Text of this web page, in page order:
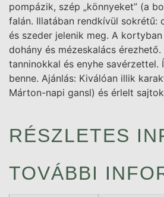
pompázik, szép „könnyeket” (a
falán. Illatában rendkívül
és szeder jelenik meg. A
dohány és mézeskalács
tanninokkal és enyhe
benne. Ajánlás: Kiválóan illik
Márton-napi gansl) és érlelt
RÉSZLETES
TOVÁBBI